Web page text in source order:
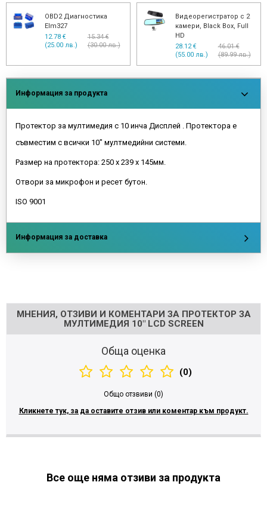
OBD2 Диагностика
Elm327
12.78 €
(25.00 лв.)
15.34 €
(30.00 лв.)
Видеорегистратор с 2
камери, Black Box, Full
HD
28.12 €
(55.00 лв.)
46.01 €
(89.99 лв.)
Информация за продукта
Протектор за мултимедия с 10 инча Дисплей . Протектора е
съвместим с всички 10" мултмедийни системи.
Размер на протектора: 250 х 239 х 145мм.
Отвори за микрофон и ресет бутон.
ISO 9001
Информация за доставка
МНЕНИЯ, ОТЗИВИ И КОМЕНТАРИ ЗА ПРОТЕКТОР ЗА
МУЛТИМЕДИЯ 10" LCD SCREEN
Обща оценка
(0)
Общо отзвиви (0)
Кликнете тук, за да оставите отзив или коментар към продукт.
Все още няма отзиви за продукта